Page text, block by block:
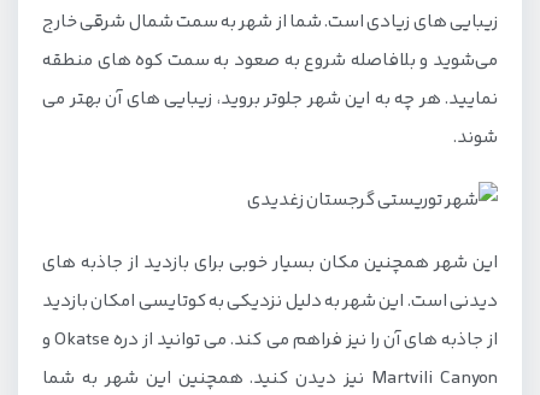
زیبایی های زیادی است. شما از شهر به سمت شمال شرقی خارج
می‌شوید و بلافاصله شروع به صعود به سمت کوه های منطقه
نمایید. هر چه به این شهر جلوتر بروید، زیبایی های آن بهتر می
شوند.
این شهر همچنین مکان بسیار خوبی برای بازدید از جاذبه های
دیدنی است. این شهر به دلیل نزدیکی به کوتایسی امکان بازدید
از جاذبه های آن را نیز فراهم می کند. می توانید از دره Okatse و
Martvili Canyon نیز دیدن کنید. همچنین این شهر به شما